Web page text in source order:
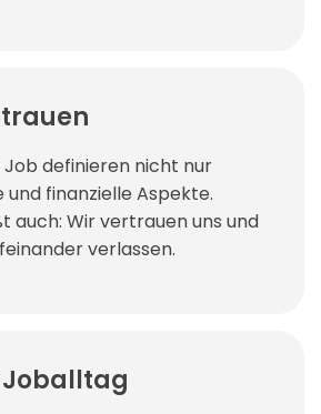
Job definieren nicht nur
finanzielle Aspekte.
auch: Wir vertrauen uns und
verlassen.